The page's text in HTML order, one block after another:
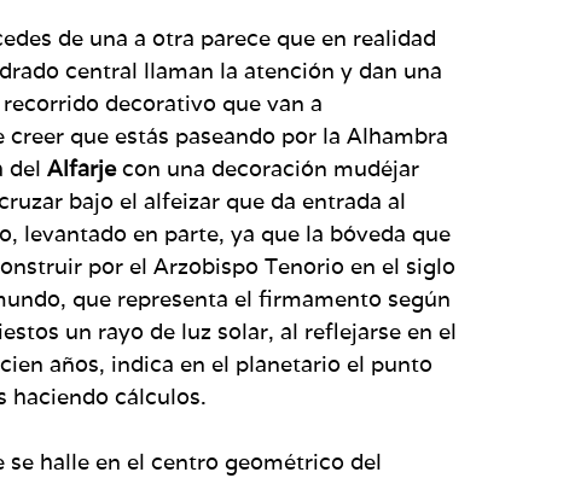
de una a otra parece que en realidad
central llaman la atención y dan una
decorativo que van a
que estás paseando por la Alhambra
del Alfarjecon una decoración mudéjar
bajo el alfeizar que da entrada al
levantado en parte, ya que la bóveda que
por el Arzobispo Tenorio en el siglo
que representa el firmamento según
un rayo de luz solar, al reflejarse en el
años, indica en el planetario el punto
haciendo cálculos.
se halle en el centro geométrico del